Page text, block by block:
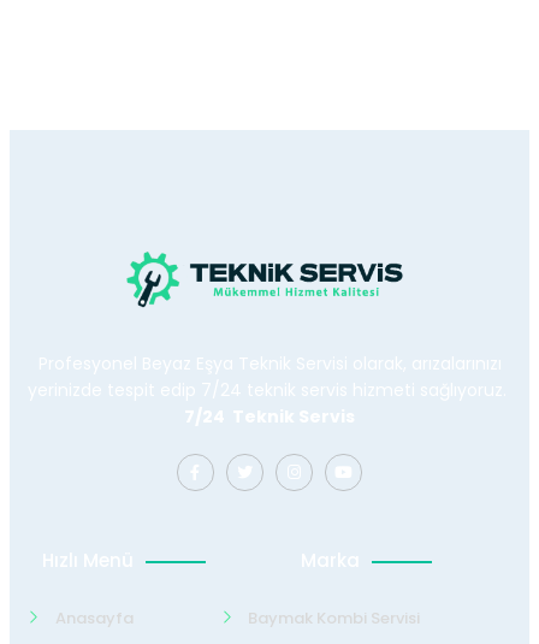
Profesyonel Beyaz Eşya Teknik Servisi olarak, arızalarınızı
yerinizde tespit edip 7/24 teknik servis hizmeti sağlıyoruz.
7/24 Teknik Servis
Hızlı Menü
Anasayfa
Marka
Baymak Kombi Servisi